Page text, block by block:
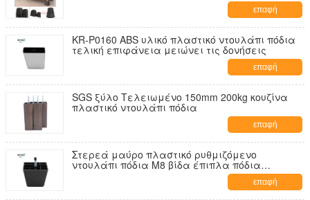
επαφή
KR-P0160 ABS υλικό πλαστικό ντουλάπι πόδια
τελική επιφάνεια μειώνει τις δονήσεις
επαφή
SGS ξύλο Τελειωμένο 150mm 200kg κουζίνα
πλαστικό ντουλάπι πόδια
επαφή
Στερεά μαύρο πλαστικό ρυθμιζόμενο
ντουλάπι πόδια M8 βίδα έπιπλα πόδια
επαφή